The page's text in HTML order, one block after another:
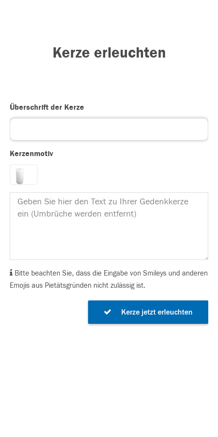
Kerze erleuchten
Überschrift der Kerze
Kerzenmotiv
Bitte beachten Sie, dass die Eingabe von Smileys und anderen
Emojis aus Pietätsgründen nicht zulässig ist.
Kerze jetzt erleuchten